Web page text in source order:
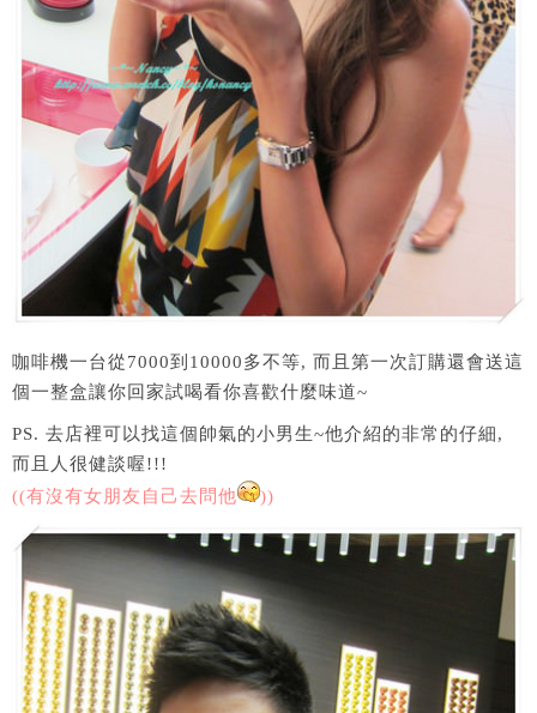
咖啡機一台從7000到10000多不等, 而且第一次訂購還會送這
個一整盒讓你回家試喝看你喜歡什麼味道~
PS. 去店裡可以找這個帥氣的小男生~他介紹的非常的仔細,
而且人很健談喔!!!
((有沒有女朋友自己去問他
))